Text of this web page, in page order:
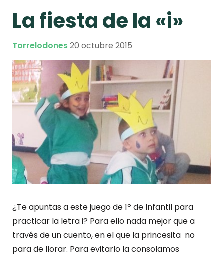
La fiesta de la «i»
Torrelodones20 octubre 2015
¿Te apuntas a este juego de 1º de Infantil para
practicar la letra i? Para ello nada mejor que a
través de un cuento, en el que la princesita no
para de llorar. Para evitarlo la consolamos